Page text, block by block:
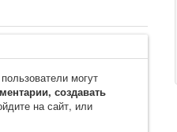
могут
создавать
на сайт, или